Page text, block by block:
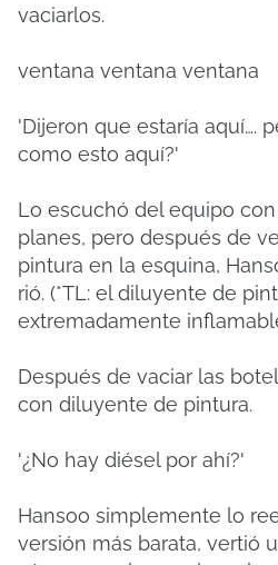
vaciarlos.
ventana ventana ventana
'Dijeron que estaría aquí….
como esto aquí?'
Lo escuchó del equipo
planes, pero después de
pintura en la esquina,
rió. (*TL: el diluyente de
extremadamente
Después de vaciar las
con diluyente de pintura.
'¿No hay diésel por ahí?'
Hansoo simplemente lo
versión más barata, vertió